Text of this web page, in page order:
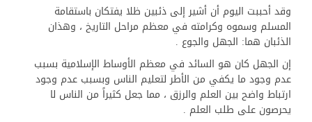
وقد أحببت اليوم أن أشير إلى ذئبين ظلا يفتكان باستقامة
المسلم وسموه وكرامته في معظم مراحل التاريخ ، وهذان
الذئبان هما: الجهل والجوع .
إن الجهل كان هو السائد في معظم الأوساط الإسلامية بسبب
عدم وجود ما يكفي من الأطر لتعليم الناس وبسبب عدم وجود
ارتباط واضح بين العلم والرزق ، مما جعل كثيراً من الناس لا
يحرصون على طلب العلم .